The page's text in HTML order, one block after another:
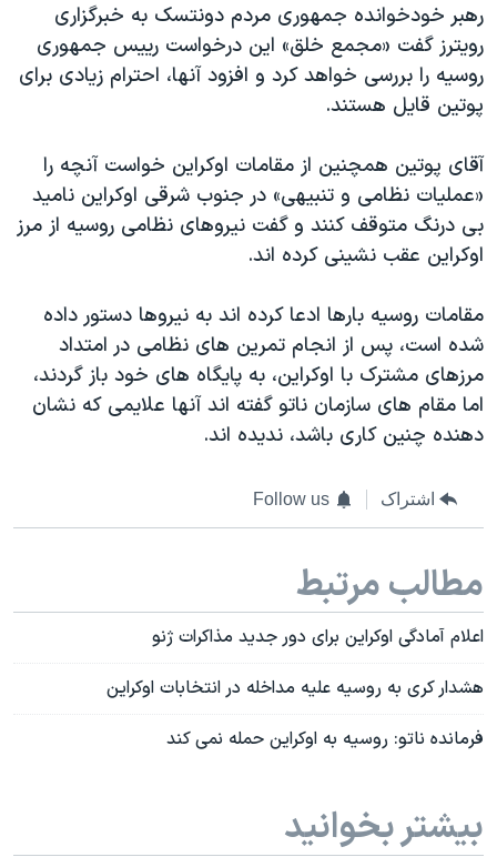
رهبر خودخوانده جمهوری مردم دونتسک به خبرگزاری
رویترز گفت «مجمع خلق» این درخواست رییس جمهوری
روسیه را بررسی خواهد کرد و افزود آنها، احترام زیادی برای
پوتین قایل هستند.
آقای پوتین همچنین از مقامات اوکراین خواست آنچه را
«عملیات نظامی و تنبیهی» در جنوب شرقی اوکراین نامید
بی درنگ متوقف کنند و گفت نیروهای نظامی روسیه از مرز
اوکراین عقب نشینی کرده اند.
مقامات روسیه بارها ادعا کرده اند به نیروها دستور داده
شده است، پس از انجام تمرین های نظامی در امتداد
مرزهای مشترک با اوکراین، به پایگاه های خود باز گردند،
اما مقام های سازمان ناتو گفته اند آنها علایمی که نشان
دهنده چنین کاری باشد، ندیده اند.
اشتراک Follow us
مطالب مرتبط
اعلام آمادگی اوکراین برای دور جدید مذاکرات ژنو
هشدار کری به روسیه علیه مداخله در انتخابات اوکراین
فرمانده ناتو: روسیه به اوکراین حمله نمی کند
بیشتر بخوانید